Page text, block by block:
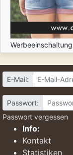
Werbeeinschaltung
E-Mail:
Passwort:
Passwort vergessen
Info:
Kontakt
Statistiken